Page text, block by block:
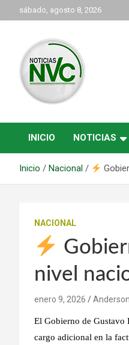
al
sábado, agosto 8, 2026
NVC
INICIO NOTICIAS
Inicio Nacional
NACIONAL
nivel
enero 9, 2026
El Gobierno de Gustavo
cargo adicional en la